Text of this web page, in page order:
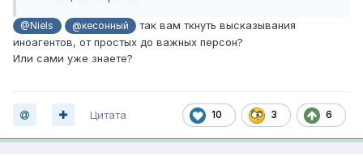
@Niels @кесонный
так вам ткнуть высказывания
иноагентов, от простых до важных персон?
Или сами уже знаете?
10 3 6
Цитата